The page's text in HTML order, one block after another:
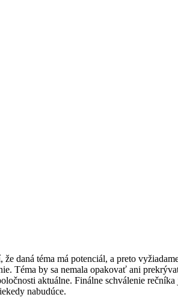
daná téma má potenciál, a preto
Téma by sa nemala opakovať ani
aktuálne. Finálne schválenie
nabudúce.